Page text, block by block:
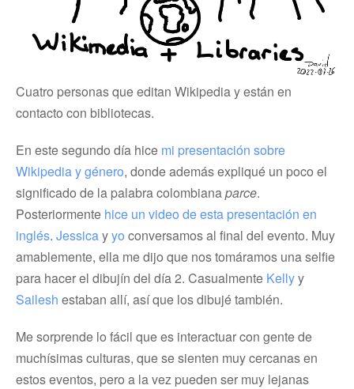
Cuatro personas que editan Wikipedia y están en
contacto con bibliotecas.
En este segundo día hice mi presentación sobre
Wikipedia y género, donde además expliqué un poco el
significado de la palabra colombianaparce.
Posteriormente hice un video de esta presentación en
inglés. Jessicayyo conversamos al final del evento. Muy
amablemente, ella me dijo que nos tomáramos una selfie
para hacer el dibujín del día 2. Casualmente Kellyy
Sailesh estaban allí, así que los dibujé también.
Me sorprende lo fácil que es interactuar con gente de
muchísimas culturas, que se sienten muy cercanas en
estos eventos, pero a la vez pueden ser muy lejanas